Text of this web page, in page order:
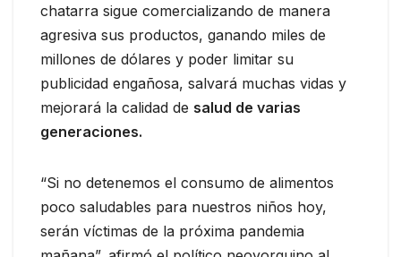
chatarra sigue comercializando de manera
agresiva sus productos, ganando miles de
millones de dólares y poder limitar su
publicidad engañosa, salvará muchas vidas y
mejorará la calidad de salud de varias
generaciones.
“Si no detenemos el consumo de alimentos
poco saludables para nuestros niños hoy,
serán víctimas de la próxima pandemia